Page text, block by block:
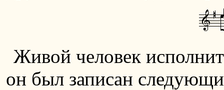
Живой человек
он был записан